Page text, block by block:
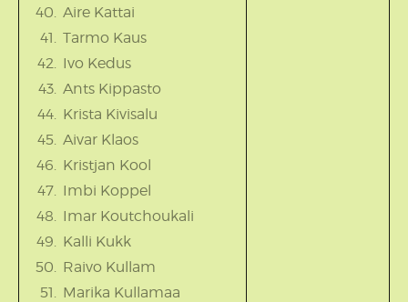
Aire Kattai
Tarmo Kaus
Ivo Kedus
Ants Kippasto
Krista Kivisalu
Aivar Klaos
Kristjan Kool
Imbi Koppel
Imar Koutchoukali
Kalli Kukk
Raivo Kullam
Marika Kullamaa